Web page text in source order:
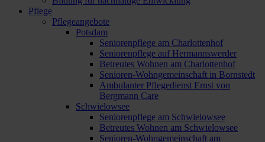
Pflege
Pflegeangebote
Potsdam
Seniorenpflege am Charlottenhof
Seniorenpflege auf Hermannswerder
Betreutes Wohnen am Charlottenhof
Senioren-Wohngemeinschaft in Bornstedt
Ambulanter Pflegedienst Ernst von
Bergmann Care
Schwielowsee
Seniorenpflege am Schwielowsee
Betreutes Wohnen am Schwielowsee
Senioren-Wohngemeinschaft am